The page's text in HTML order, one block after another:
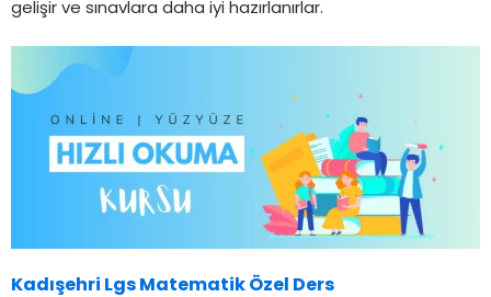
gelişir ve sınavlara daha iyi hazırlanırlar.
Kadışehri Lgs Matematik Özel Ders